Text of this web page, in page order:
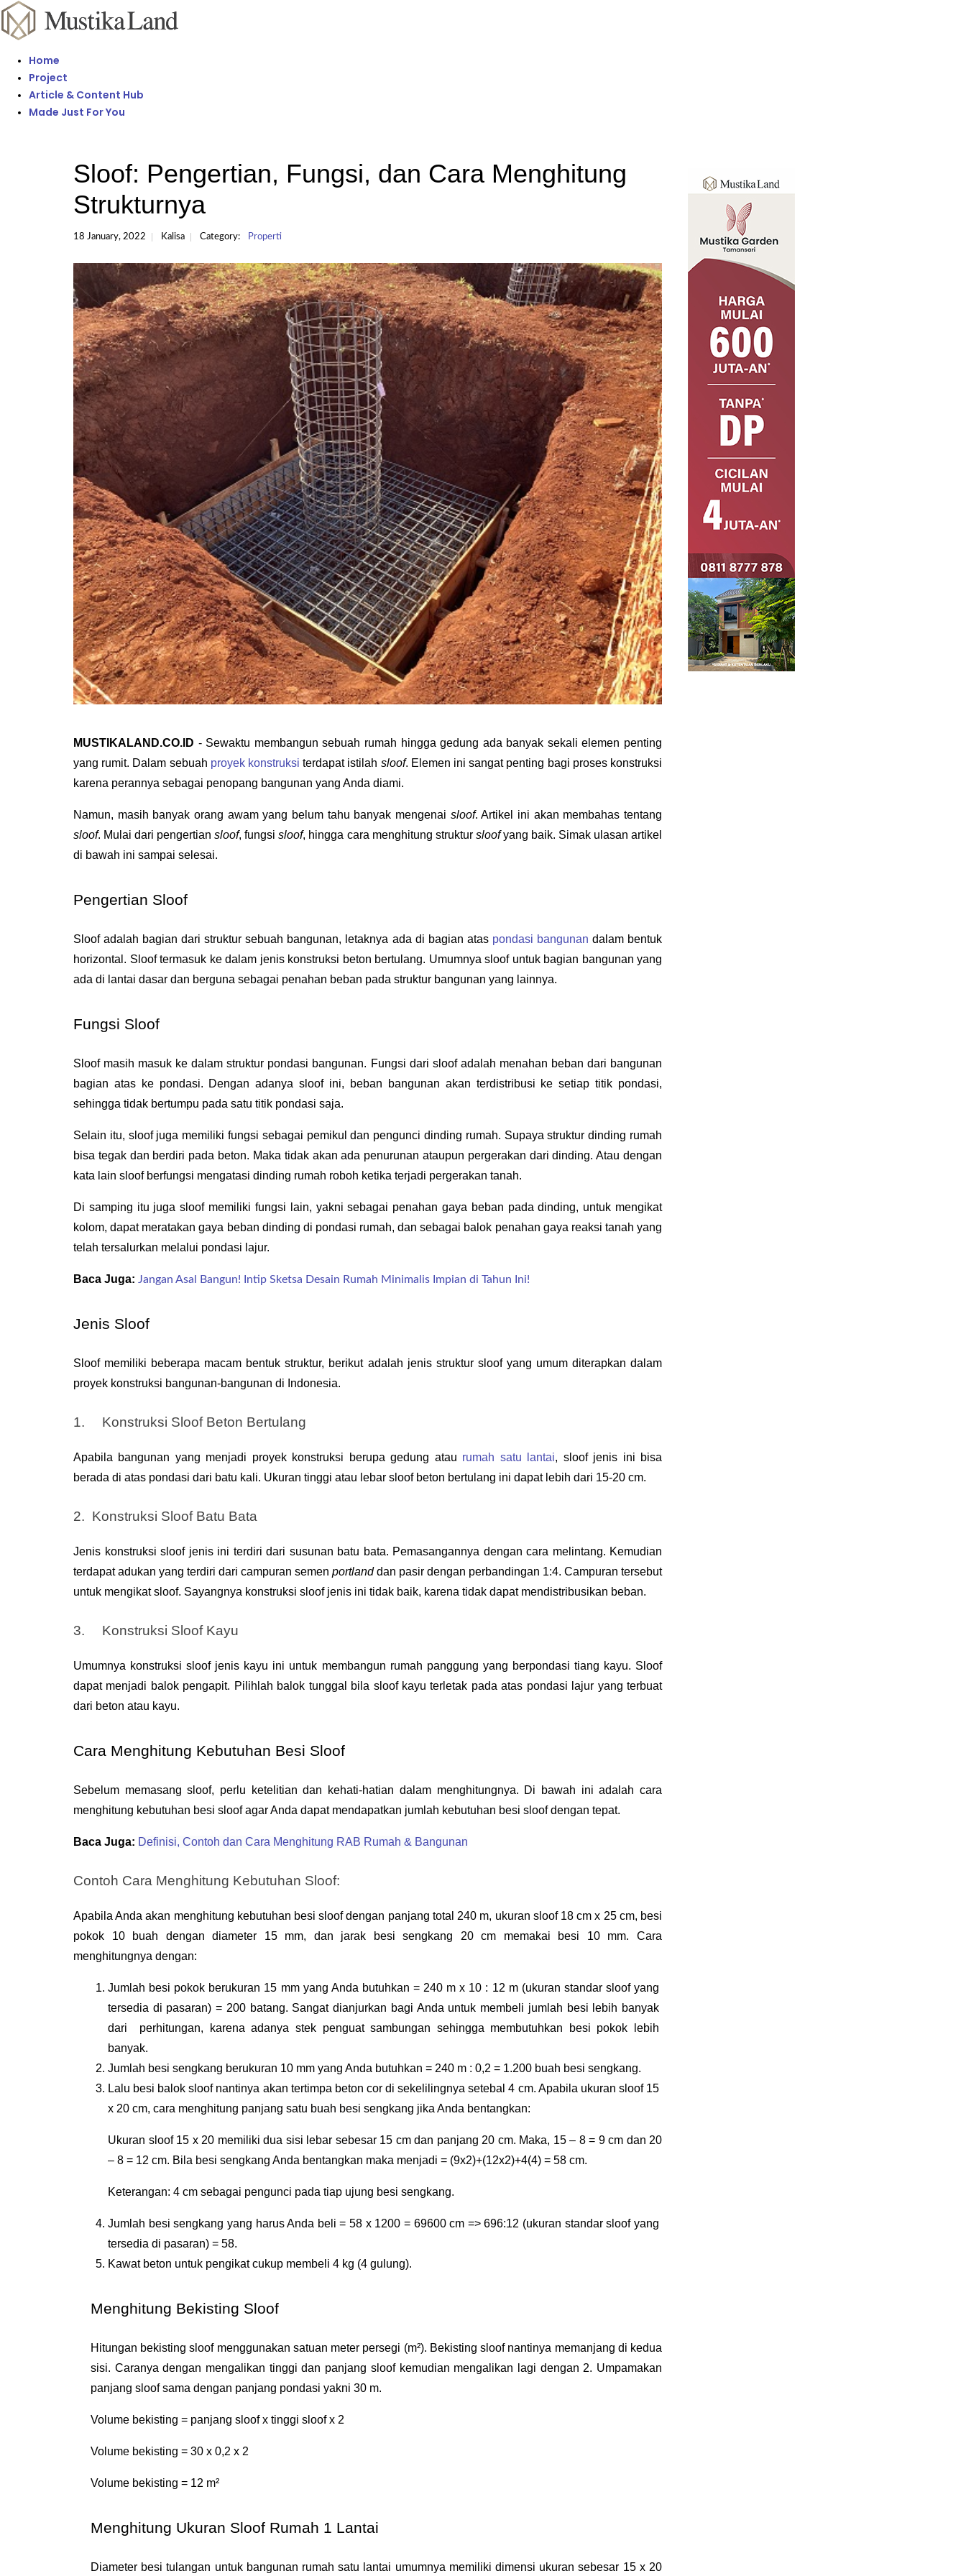
Home
Project
Article & Content Hub
Made Just For You
Sloof: Pengertian, Fungsi, dan Cara Menghitung
Strukturnya
18 January, 2022 Kalisa Category: Properti
MUSTIKALAND.CO.ID - Sewaktu membangun sebuah rumah hingga gedung ada banyak sekali elemen penting
yang rumit. Dalam sebuah proyek konstruksi terdapat istilah sloof. Elemen ini sangat penting bagi proses konstruksi
karena perannya sebagai penopang bangunan yang Anda diami.
Namun, masih banyak orang awam yang belum tahu banyak mengenai sloof
sloof. Mulai dari pengertian sloof, fungsi sloof, hingga cara menghitung struktur sloof yang baik. Simak ulasan artikel
di bawah ini sampai selesai.
Pengertian Sloof
Sloof adalah bagian dari struktur sebuah bangunan, letaknya ada di bagian atas pondasi bangunan dalam bentuk
horizontal. Sloof termasuk ke dalam jenis konstruksi beton bertulang. Umumnya sloof untuk bagian bangunan yang
ada di lantai dasar dan berguna sebagai penahan beban pada struktur bangunan yang lainnya.
Fungsi Sloof
Sloof masih masuk ke dalam struktur pondasi bangunan. Fungsi dari sloof adalah menahan beban dari bangunan
bagian atas ke pondasi. Dengan adanya sloof ini, beban bangunan akan terdistribusi ke setiap titik pondasi,
sehingga tidak bertumpu pada satu titik pondasi saja.
Selain itu, sloof juga memiliki fungsi sebagai pemikul dan pengunci dinding rumah. Supaya struktur dinding rumah
bisa tegak dan berdiri pada beton. Maka tidak akan ada penurunan ataupun pergerakan dari dinding. Atau dengan
kata lain sloof berfungsi mengatasi dinding rumah roboh ketika terjadi pergerakan tanah.
Di samping itu juga sloof memiliki fungsi lain, yakni sebagai penahan gaya beban pada dinding, untuk mengikat
kolom, dapat meratakan gaya beban dinding di pondasi rumah, dan sebagai balok penahan gaya reaksi tanah yang
telah tersalurkan melalui pondasi lajur.
Baca Juga: Jangan Asal Bangun! Intip Sketsa Desain Rumah Minimalis Impian di Tahun Ini!
Jenis Sloof
Sloof memiliki beberapa macam bentuk struktur, berikut adalah jenis struktur sloof yang umum diterapkan dalam
proyek konstruksi bangunan-bangunan di Indonesia.
1. Konstruksi Sloof Beton Bertulang
Apabila bangunan yang menjadi proyek konstruksi berupa gedung atau rumah satu lantai, sloof jenis ini bisa
berada di atas pondasi dari batu kali. Ukuran tinggi atau lebar sloof beton bertulang ini dapat lebih dari 15-20 cm.
2. Konstruksi Sloof Batu Bata
Jenis konstruksi sloof jenis ini terdiri dari susunan batu bata. Pemasangannya dengan cara melintang. Kemudian
terdapat adukan yang terdiri dari campuran semen portland dan pasir dengan perbandingan 1:4. Campuran tersebut
untuk mengikat sloof. Sayangnya konstruksi sloof jenis ini tidak baik, karena tidak dapat mendistribusikan beban.
3. Konstruksi Sloof Kayu
Umumnya konstruksi sloof jenis kayu ini untuk membangun rumah panggung yang berpondasi tiang kayu. Sloof
dapat menjadi balok pengapit. Pilihlah balok tunggal bila sloof kayu terletak pada atas pondasi lajur yang terbuat
dari beton atau kayu.
Cara Menghitung Kebutuhan Besi Sloof
Sebelum memasang sloof, perlu ketelitian dan kehati-hatian dalam menghitungnya. Di bawah ini adalah cara
menghitung kebutuhan besi sloof agar Anda dapat mendapatkan jumlah kebutuhan besi sloof dengan tepat.
Baca Juga: Definisi, Contoh dan Cara Menghitung RAB Rumah & Bangunan
Contoh Cara Menghitung Kebutuhan Sloof:
Apabila Anda akan menghitung kebutuhan besi sloof dengan panjang total 240 m, ukuran sloof 18 cm x 25 cm, besi
pokok 10 buah dengan diameter 15 mm, dan jarak besi sengkang 20 cm memakai besi 10 mm. Cara
menghitungnya dengan:
Jumlah besi pokok berukuran 15 mm yang Anda butuhkan = 240 m x 10 : 12 m (ukuran standar sloof yang
tersedia di pasaran) = 200 batang. Sangat dianjurkan bagi Anda untuk membeli jumlah besi lebih banyak
dari  perhitungan, karena adanya stek penguat sambungan sehingga membutuhkan besi pokok lebih
banyak.
Jumlah besi sengkang berukuran 10 mm yang Anda butuhkan = 240 m : 0,2 = 1.200 buah besi sengkang.
Lalu besi balok sloof nantinya akan tertimpa beton cor di sekelilingnya setebal 4 cm. Apabila ukuran sloof 15
x 20 cm, cara menghitung panjang satu buah besi sengkang jika Anda bentangkan:
Ukuran sloof 15 x 20 memiliki dua sisi lebar sebesar 15 cm dan panjang 20 cm. Maka, 15 – 8 = 9 cm dan 20
– 8 = 12 cm. Bila besi sengkang Anda bentangkan maka menjadi = (9x2)+(12x2)+4(4) = 58 cm.
Keterangan: 4 cm sebagai pengunci pada tiap ujung besi sengkang.
Jumlah besi sengkang yang harus Anda beli = 58 x 1200 = 69600 cm => 696:12 (ukuran standar sloof yang
tersedia di pasaran) = 58.
Kawat beton untuk pengikat cukup membeli 4 kg (4 gulung).
Menghitung Bekisting Sloof
Hitungan bekisting sloof menggunakan satuan meter persegi (m²). Bekisting sloof nantinya memanjang di kedua
sisi. Caranya dengan mengalikan tinggi dan panjang sloof kemudian mengalikan lagi dengan 2. Umpamakan
panjang sloof sama dengan panjang pondasi yakni 30 m.
Volume bekisting = panjang sloof x tinggi sloof x 2
Volume bekisting = 30 x 0,2 x 2
Volume bekisting = 12 m²
Menghitung Ukuran Sloof Rumah 1 Lantai
Diameter besi tulangan untuk bangunan rumah satu lantai umumnya memiliki dimensi ukuran sebesar 15 x 20